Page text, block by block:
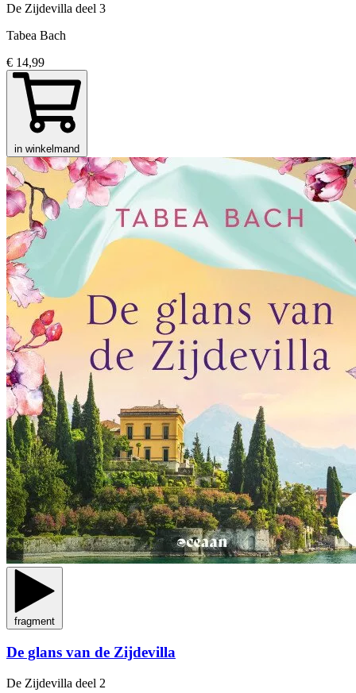
De Zijdevilla deel 3
Tabea Bach
€ 14,99
in winkelmand
fragment
De glans van de Zijdevilla
De Zijdevilla deel 2